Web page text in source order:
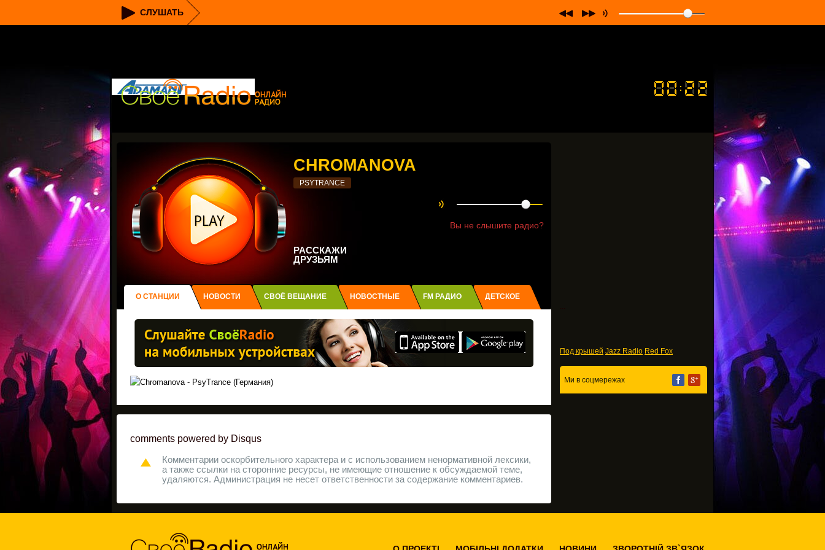
СЛУШАТЬ
Под крышей Jazz Radio Red Fox
Ми в соцмережах
CHROMANOVA
PSYTRANCE
Вы не слышите радио?
РАССКАЖИ
ДРУЗЬЯМ
О СТАНЦИИ НОВОСТИ СВОЁ ВЕЩАНИЕ НОВОСТНЫЕ FM РАДИО ДЕТСКОЕ
comments powered by Disqus
Комментарии оскорбительного характера и с использованием ненормативной лексики,
а также ссылки на сторонние ресурсы, не имеющие отношение к обсуждаемой теме,
удаляются. Администрация не несет ответственности за содержание комментариев.